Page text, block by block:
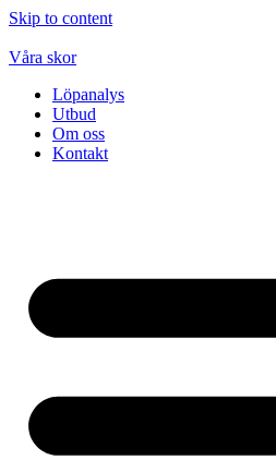
Skip to content
Våra skor
Löpanalys
Utbud
Om oss
Kontakt